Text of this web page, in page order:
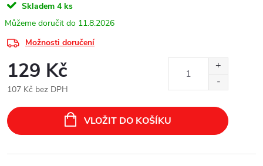
Skladem 4 ks
11.8.2026
Možnosti doručení
129 Kč
107 Kč bez DPH
cena:
VLOŽIT DO KOŠÍKU